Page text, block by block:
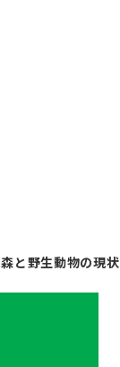
森と野生動物の現状